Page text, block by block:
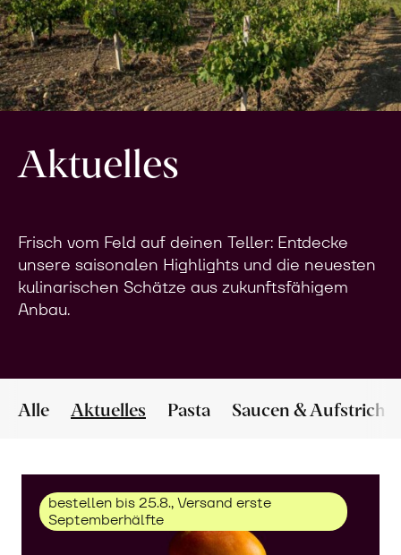
Aktuelles
Frisch vom Feld auf deinen Teller: Entdecke
unsere saisonalen Highlights und die neuesten
kulinarischen Schätze aus zukunftsfähigem
Anbau.
Alle Aktuelles Pasta Saucen & Aufstriche
bestellen bis 25.8., Versand erste
Septemberhälfte